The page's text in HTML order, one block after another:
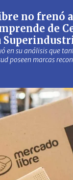
no frenó a
de
en su análisis que
poseen marcas